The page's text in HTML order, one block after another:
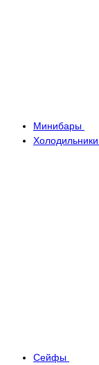
Минибары
Сейфы